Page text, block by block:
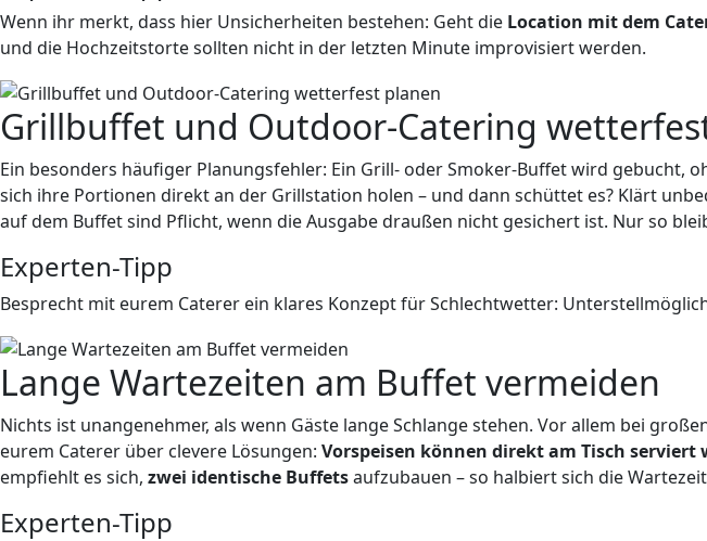
Wenn ihr merkt, dass hier Unsicherheiten bestehen: Geht die Location mit dem
und die Hochzeitstorte sollten nicht in der letzten Minute improvisiert werden.
Grillbuffet und Outdoor-Catering
Ein besonders häufiger Planungsfehler: Ein Grill- oder Smoker-Buffet wird gebucht,
sich ihre Portionen direkt an der Grillstation holen – und dann schüttet es? Klärt
auf dem Buffet sind Pflicht, wenn die Ausgabe draußen nicht gesichert ist. Nur so
Experten-Tipp
Besprecht mit eurem Caterer ein klares Konzept für Schlechtwetter:
Lange Wartezeiten am Buffet vermeiden
Nichts ist unangenehmer, als wenn Gäste lange Schlange stehen. Vor allem bei
eurem Caterer über clevere Lösungen: Vorspeisen können direkt am Tisch serviert
empfiehlt es sich, zwei identische Buffetsaufzubauen – so halbiert sich die
Experten-Tipp